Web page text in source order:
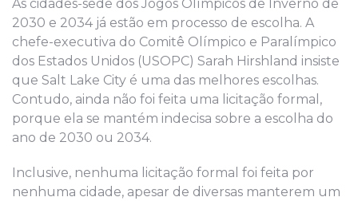
As cidades-sede dos Jogos Olímpicos de Inverno de
2030 e 2034 já estão em processo de escolha. A
chefe-executiva do Comitê Olímpico e Paralímpico
dos Estados Unidos (USOPC) Sarah Hirshland insiste
que Salt Lake City é uma das melhores escolhas.
Contudo, ainda não foi feita uma licitação formal,
porque ela se mantém indecisa sobre a escolha do
ano de 2030 ou 2034.
Inclusive, nenhuma licitação formal foi feita por
nenhuma cidade, apesar de diversas manterem um